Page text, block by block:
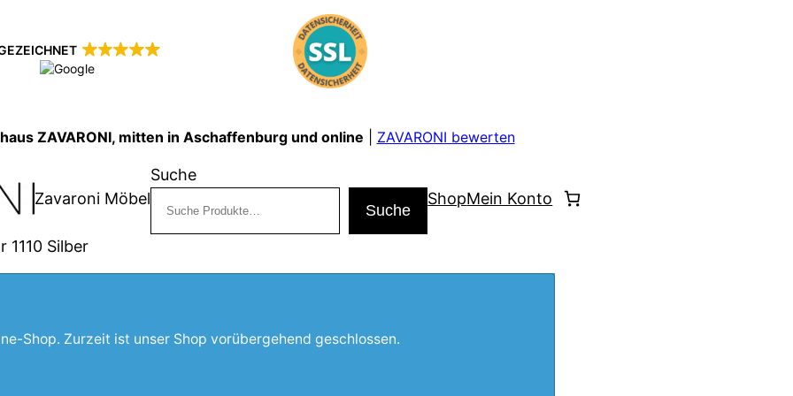
ZAVARONI, mitten in Aschaffenburg und online ZAVARONI bewerten
Zavaroni Möbel
Suche
Suche
ShopMein Konto
1110 Silber
Shop. Zurzeit ist unser Shop vorübergehend geschlossen.